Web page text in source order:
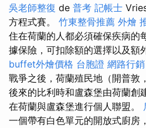
吳老師整復 de 普考 記帳士
方程式賽。 竹東整骨推薦 外燴
住在荷蘭的人都必須確保疾病的
據保險，可扣除額的選擇以及額
buffet外燴價格 台胞證 網路行銷
戰爭之後，荷蘭殖民地（開普敦
後來的比利時和盧森堡由荷蘭創
在荷蘭與盧森堡進行個人聯盟。
一個帶有白色單元的開放式廚房